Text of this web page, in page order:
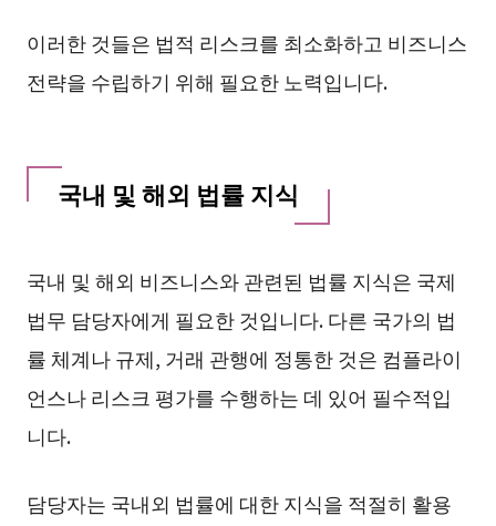
이러한 것들은 법적 리스크를 최소화하고 비즈니스
전략을 수립하기 위해 필요한 노력입니다.
국내 및 해외 법률 지식
국내 및 해외 비즈니스와 관련된 법률 지식은 국제
법무 담당자에게 필요한 것입니다. 다른 국가의 법
률 체계나 규제, 거래 관행에 정통한 것은 컴플라이
언스나 리스크 평가를 수행하는 데 있어 필수적입
니다.
담당자는 국내외 법률에 대한 지식을 적절히 활용